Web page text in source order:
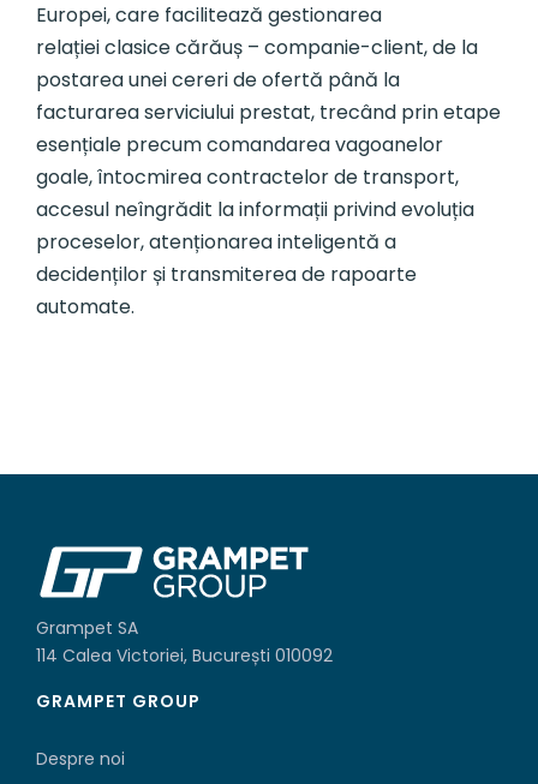
Europei, care facilitează gestionarea
relației clasice cărăuș – companie-client, de la
postarea unei cereri de ofertă până la
facturarea serviciului prestat, trecând prin etape
esențiale precum comandarea vagoanelor
goale, întocmirea contractelor de transport,
accesul neîngrădit la informații privind evoluția
proceselor, atenționarea inteligentă a
decidenților și transmiterea de rapoarte
automate.
Grampet SA
114 Calea Victoriei, București 010092
GRAMPET GROUP
Despre noi